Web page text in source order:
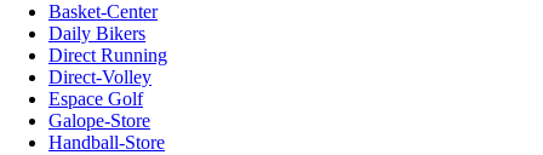
Basket-Center
Daily Bikers
Direct Running
Direct-Volley
Espace Golf
Galope-Store
Handball-Store